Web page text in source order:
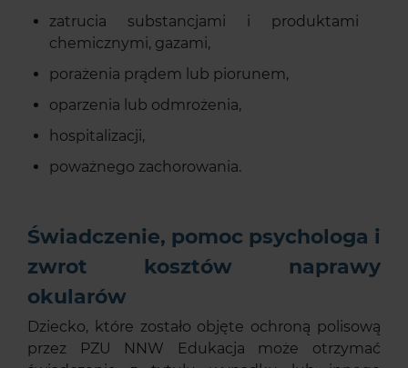
zatrucia substancjami i produktami
chemicznymi, gazami,
porażenia prądem lub piorunem,
oparzenia lub odmrożenia,
hospitalizacji,
poważnego zachorowania.
Świadczenie, pomoc psychologa i
zwrot kosztów naprawy
okularów
Dziecko, które zostało objęte ochroną polisową
przez PZU NNW Edukacja może otrzymać